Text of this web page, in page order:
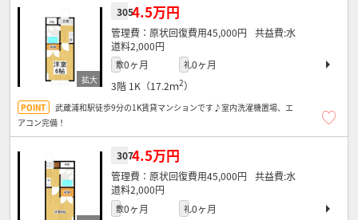
3054.5万円
原状回復費用45,000円
水
道料2,000円
敷0ヶ月 礼0ヶ月
3階 1K（17.2ｍ2）
武蔵浦和駅徒歩9分の1K賃貸マンションです♪室内洗濯機置場、エ
アコン完備！
3074.5万円
原状回復費用45,000円
水
道料2,000円
敷0ヶ月 礼0ヶ月